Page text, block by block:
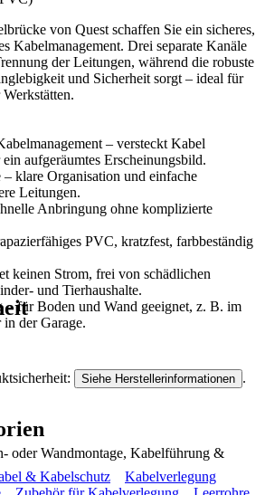
von Quest schaffen Sie ein sicheres,
Kabelmanagement. Drei separate Kanäle
der Leitungen, während die robuste
und Sicherheit sorgt – ideal für
– versteckt Kabel
aufgeräumtes Erscheinungsbild.
– klare Organisation und einfache
Leitungen.
Anbringung ohne komplizierte
PVC, kratzfest, farbbeständig
keinen Strom, frei von schädlichen
und Tierhaushalte.
– für Boden und Wand geeignet, z. B. im
der Garage.
oder Wandmontage, Kabelführung &
Siehe Herstellerinformationen .
& Kabelschutz
Kabelverlegung